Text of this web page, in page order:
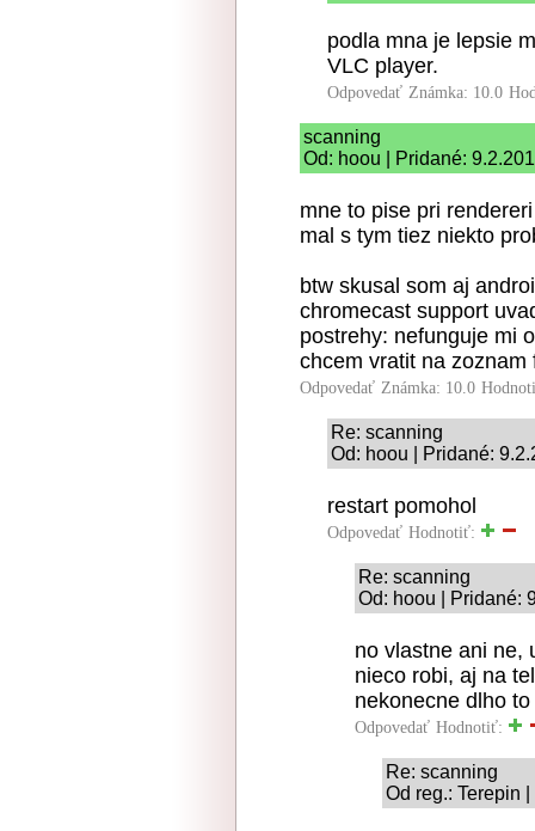
podla mna je lepsie
VLC player.
Odpovedať Známka: 10.0
scanning
Od: hoou | Pridané:
mne to pise pri
mal s tym tiez niekto
btw skusal som aj
chromecast support
postrehy: nefunguje mi
chcem vratit na
Odpovedať Známka: 10.0
Re: scanning
Od: hoou | Pridané:
restart pomohol
Odpovedať Hodnotiť:
Re: scanning
Od: hoou | Pridané:
no vlastne ani ne,
nieco robi, aj na
nekonecne dlho
Odpovedať Hodnotiť:
Re: scanning
Od reg.: Terepin